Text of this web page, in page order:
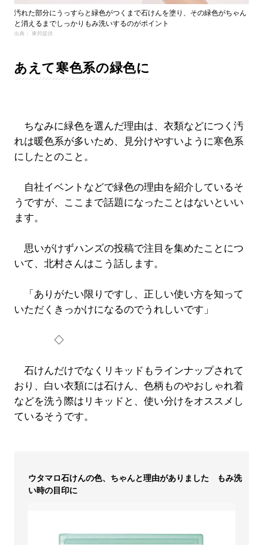
汚れた部分にうっすらと緑色がつくまで石けんを塗り、その緑色がちゃん
と消えるまでしっかりもみ洗いするのがポイント
出典： 東邦提供
あえて寒色系の緑色に
ちなみに緑色を選んだ理由は、衣類などにつく汚
れは暖色系が多いため、見分けやすいように寒色系
にしたとのこと。
自社イベントなどで緑色の理由を紹介しているそ
うですが、ここまで話題になったことはないといい
ます。
思いがけずハンズの投稿で注目を集めたことにつ
いて、北村さんはこう話します。
「ありがたい限りですし、正しい使い方を知って
いただくきっかけになるのでうれしいです」
◇
石けんだけでなくリキッドもラインナップされて
おり、白い衣類には石けん、色柄ものやおしゃれ着
などを洗う際はリキッドと、使い分けをオススメし
ているそうです。
ウタマロ石けんの色、ちゃんと理由がありました もみ洗
い時の目印に